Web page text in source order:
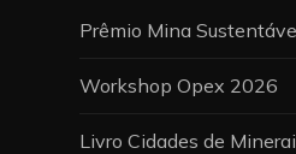
Prêmio Mina
Workshop Opex 2026
Livro Cidades de